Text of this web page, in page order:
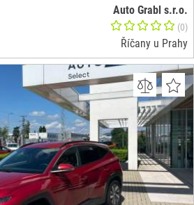
Auto Grabl s.r.o.
(0)
Říčany u Prahy